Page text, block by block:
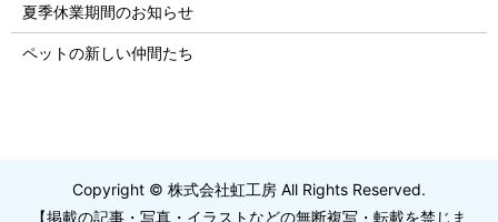
夏季休業期間のお知らせ
ペットの新しい仲間たち
Copyright © 株式会社虹工房 All Rights Reserved.
【掲載の記事・写真・イラストなどの無断複写・転載を禁じま